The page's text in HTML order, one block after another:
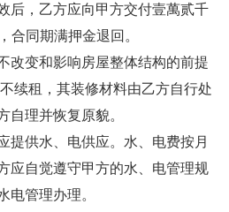
后，乙方应向甲方交付壹萬贰千
合同期满押金退回。
改变和影响房屋整体结构的前提
续租，其装修材料由乙方自行处
自理并恢复原貌。
提供水、电供应。水、电费按月
应自觉遵守甲方的水、电管理规
电管理办理。